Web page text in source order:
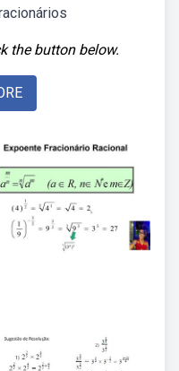
the button below.